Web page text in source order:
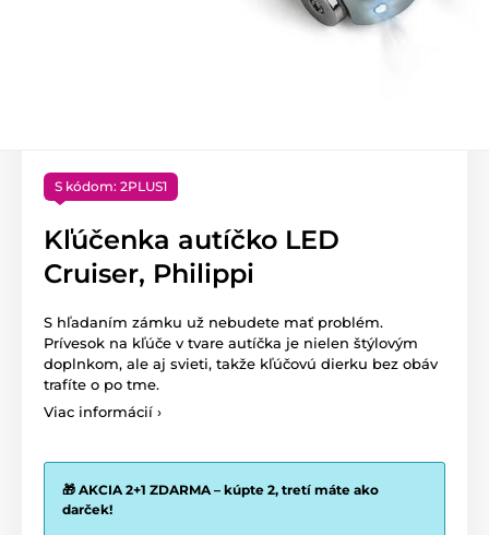
S kódom: 2PLUS1
Kľúčenka autíčko LED
Cruiser, Philippi
S hľadaním zámku už nebudete mať problém.
Prívesok na kľúče v tvare autíčka je nielen štýlovým
doplnkom, ale aj svieti, takže kľúčovú dierku bez obáv
trafíte o po tme.
Viac informácií ›
🎁 AKCIA 2+1 ZDARMA – kúpte 2, tretí máte ako
darček!